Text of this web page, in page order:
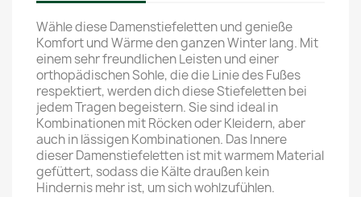
Wähle diese Damenstiefeletten und genieße
Komfort und Wärme den ganzen Winter lang. Mit
einem sehr freundlichen Leisten und einer
orthopädischen Sohle, die die Linie des Fußes
respektiert, werden dich diese Stiefeletten bei
jedem Tragen begeistern. Sie sind ideal in
Kombinationen mit Röcken oder Kleidern, aber
auch in lässigen Kombinationen. Das Innere
dieser Damenstiefeletten ist mit warmem Material
gefüttert, sodass die Kälte draußen kein
Hindernis mehr ist, um sich wohlzufühlen.